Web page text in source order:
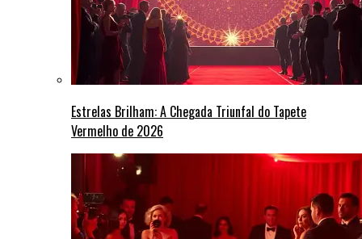
Estrelas Brilham: A Chegada Triunfal do Tapete
Vermelho de 2026